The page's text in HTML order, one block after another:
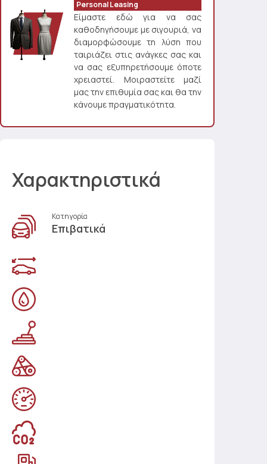
Personal Leasing
Είμαστε εδώ για να σας
καθοδηγήσουμε με σιγουριά, να
διαμορφώσουμε τη λύση που
ταιριάζει στις ανάγκες σας και
να σας εξυπηρετήσουμε όποτε
χρειαστεί. Μοιραστείτε μαζί
μας την επιθυμία σας και θα την
κάνουμε πραγματικότητα.
Χαρακτηριστικά
Κατηγορία
Επιβατικά